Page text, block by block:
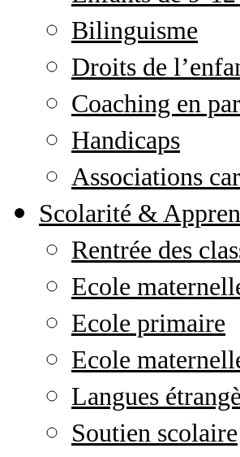
Bilinguisme
Droits de
Coaching en
Handicaps
Associations
Scolarité &
Rentrée des
Ecole
Ecole primaire
Ecole
Langues
Soutien scolaire